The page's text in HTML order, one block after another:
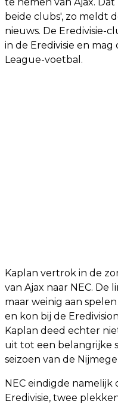
beide clubs', zo meldt
nieuws. De Eredivisie-
in de Eredivisie en
League-voetbal.
Kaplan vertrok in de
van Ajax naar NEC. De
maar weinig aan
en kon bij de
Kaplan deed echter
uit tot een belangrijke
seizoen van de
NEC eindigde
Eredivisie, twee